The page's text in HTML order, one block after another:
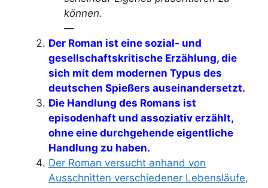
können.
—
Der Roman ist eine sozial- und
gesellschaftskritische Erzählung, die
sich mit dem modernen Typus des
deutschen Spießers auseinandersetzt.
Die Handlung des Romans ist
episodenhaft und assoziativ erzählt,
ohne eine durchgehende eigentliche
Handlung zu haben.
Der Roman versucht anhand von
Ausschnitten verschiedener Lebensläufe,